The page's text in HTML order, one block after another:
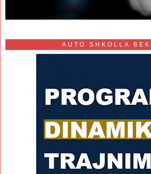
AUTO SHKOLLA